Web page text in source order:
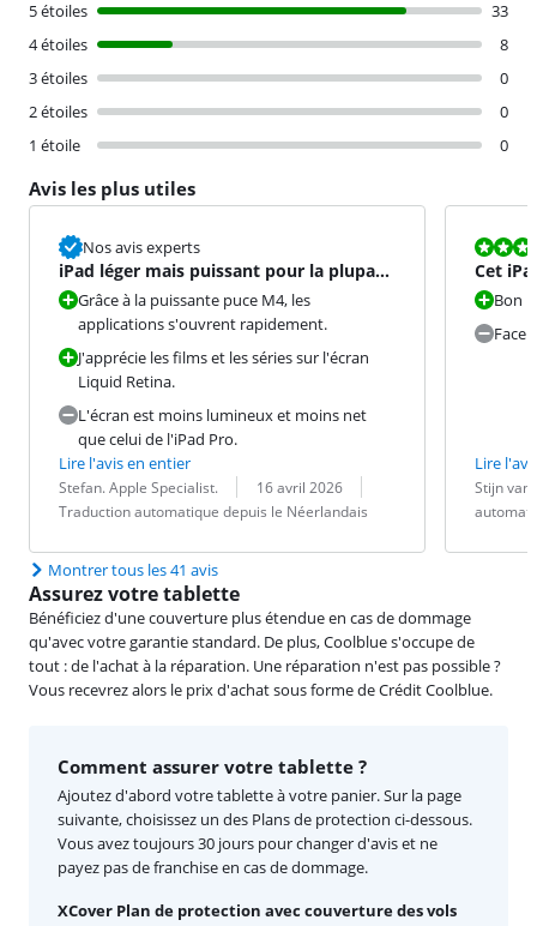
5 étoiles
33
4 étoiles
8
3 étoiles
0
2 étoiles
0
1 étoile
0
Avis les plus utiles
Nos avis experts
iPad léger mais puissant pour la plupart
des tâches
Grâce à la puissante puce M4, les
applications s'ouvrent rapidement.
J'apprécie les films et les séries sur l'écran
Liquid Retina.
L'écran est moins lumineux et moins net
que celui de l'iPad Pro.
Lire l'avis en entier
Évaluation par :
Stefan. Apple Specialist.
Date : 16 avril 2026
Traduction :
Traduction automatique depuis le Néerlandais
La note est
Cet
Bon
Face
Lire
Évaluation
Stijn van
Date :
Traduction :
Montrer tous les 41 avis
Assurez votre tablette
Bénéficiez d'une couverture plus étendue en cas de dommage
qu'avec votre garantie standard. De plus, Coolblue s'occupe de
tout : de l'achat à la réparation. Une réparation n'est pas possible ?
Vous recevrez alors le prix d'achat sous forme de Crédit Coolblue.
Comment assurer votre tablette ?
Ajoutez d'abord votre tablette à votre panier. Sur la page
suivante, choisissez un des Plans de protection ci-dessous.
Vous avez toujours 30 jours pour changer d'avis et ne
payez pas de franchise en cas de dommage.
XCover Plan de protection avec couverture des vols